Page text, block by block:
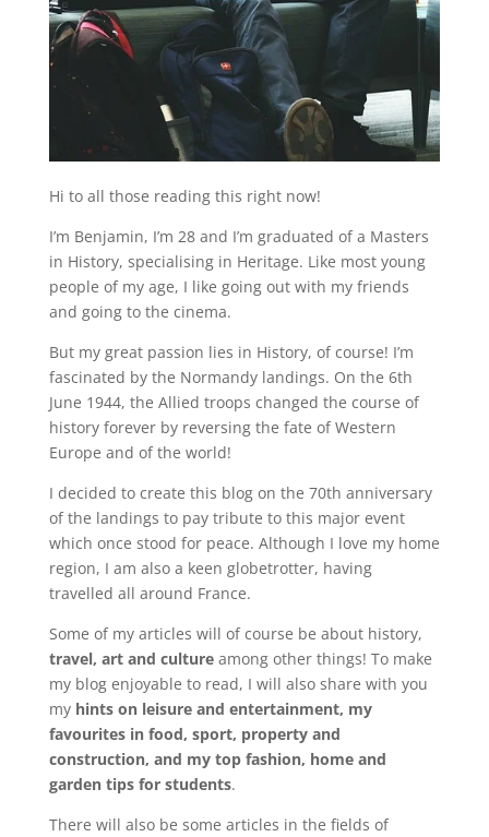
Hi to all those reading this right now!
I’m Benjamin, I’m 28 and I’m graduated of a Masters
in History, specialising in Heritage. Like most young
people of my age, I like going out with my friends
and going to the cinema.
But my great passion lies in History, of course! I’m
fascinated by the Normandy landings. On the 6th
June 1944, the Allied troops changed the course of
history forever by reversing the fate of Western
Europe and of the world!
I decided to create this blog on the 70th anniversary
of the landings to pay tribute to this major event
which once stood for peace. Although I love my home
region, I am also a keen globetrotter, having
travelled all around France.
Some of my articles will of course be about history,
travel, art and cultureamong other things! To make
my blog enjoyable to read, I will also share with you
my hints on leisure and entertainment, my
favourites in food, sport, property and
construction, and my top fashion, home and
garden tips for students.
There will also be some articles in the fields of